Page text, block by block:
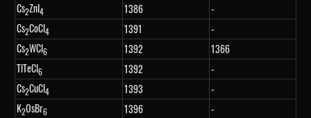
Cs2ZnI4 1386
-
Cs2CoCl4 1391
-
Cs2WCl6 1392
1366
TlTeCl6 1392
-
Cs2CuCl4 1393
-
K2OsBr6 1396
-